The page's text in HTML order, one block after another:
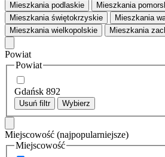
Mieszkania podlaskie
Mieszkania
Mieszkania świętokrzyskie
Mieszkania
Mieszkania wielkopolskie
Mieszkania
Powiat
Powiat
Gdańsk 892
Usuń filtr Wybierz
Miejscowość (najpopularniejsze)
Miejscowość